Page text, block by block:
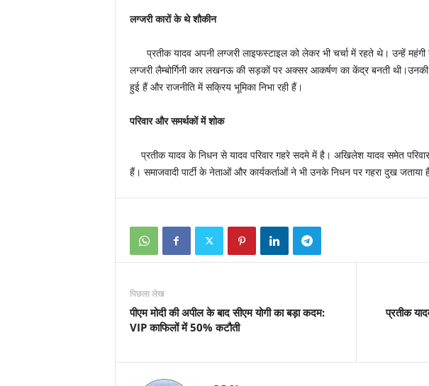
लग्जरी कारों के थे शौकीन
प्रतीक यादव अपनी लग्जरी लाइफस्टाइल को लेकर भी चर्चा में रहते थे। उन्हें महंगी
लग्जरी लैम्बोर्गिनी कार लखनऊ की सड़कों पर अक्सर आकर्षण का केंद्र बनती थी।उनकी
हुई हैं और राजनीति में सक्रिय भूमिका निभा रही हैं।
परिवार और समर्थकों में शोक
प्रतीक यादव के निधन से यादव परिवार गहरे सदमे में है। अखिलेश यादव समेत
हैं। समाजवादी पार्टी के नेताओं और कार्यकर्ताओं ने भी उनके निधन पर गहरा दुख जताया
पिछला लेख
पीएम मोदी की अपील के बाद सीएम योगी का बड़ा कदम:
VIP काफिलों में 50% कटौती
प्रतीक